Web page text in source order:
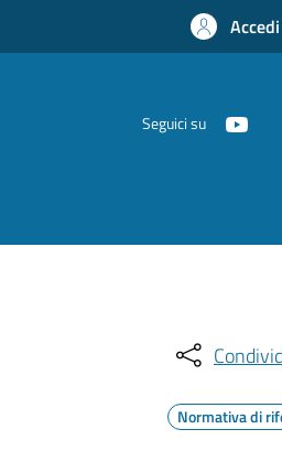
Seguici su
Normativa di